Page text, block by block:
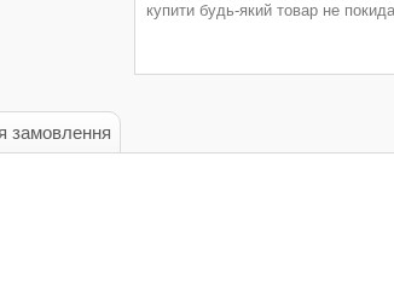
купити будь-який товар не
замовлення